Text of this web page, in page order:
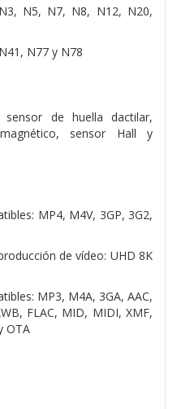
N5, N7, N8, N12, N20,
N77 y N78
sensor de huella dactilar,
sensor Hall y
MP4, M4V, 3GP, 3G2,
de vídeo: UHD 8K
MP3, M4A, 3GA, AAC,
FLAC, MID, MIDI, XMF,
OTA